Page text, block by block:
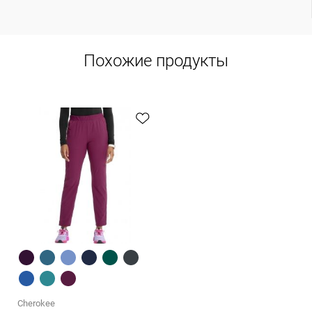
Похожие продукты
Быстрый обзор
Cherokee